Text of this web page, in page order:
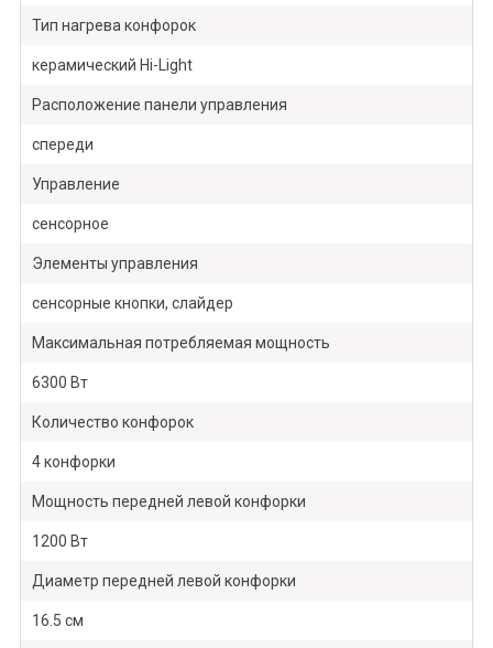
Тип нагрева конфорок
керамический Hi-Light
Расположение панели управления
спереди
Управление
сенсорное
Элементы управления
сенсорные кнопки, слайдер
Максимальная потребляемая мощность
6300 Вт
Количество конфорок
4 конфорки
Мощность передней левой конфорки
1200 Вт
Диаметр передней левой конфорки
16.5 см